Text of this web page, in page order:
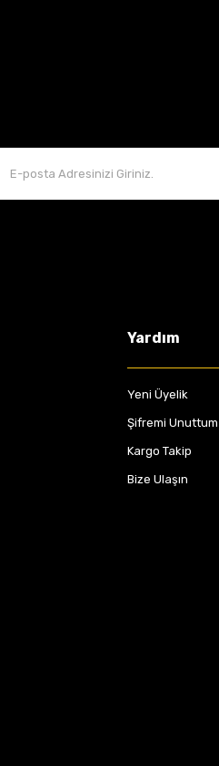
Yardım
Yeni Üyelik
Şifremi Unuttum
Kargo Takip
Bize Ulaşın